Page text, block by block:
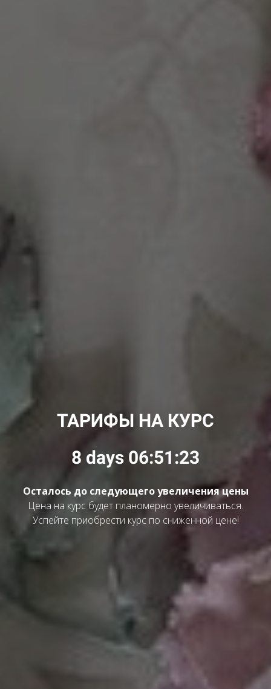
ТАРИФЫ НА КУРС
8 days 06:51:20
Осталось до следующего увеличения цены
Цена на курс будет планомерно увеличиваться.
Успейте приобрести курс по сниженной цене!